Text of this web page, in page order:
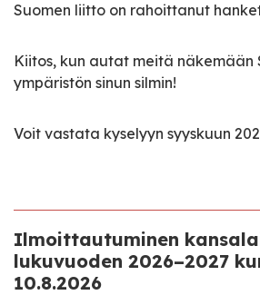
Suomen liitto on rahoittanut
Kiitos, kun autat meitä näkemään
ympäristön sinun silmin!
Voit vastata kyselyyn syyskuun
Ilmoittautuminen
lukuvuoden 2026–2027
10.8.2026